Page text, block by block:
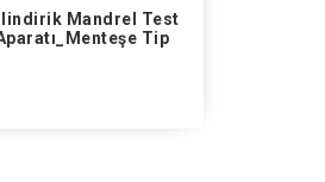
T Bükme Test Aparatı